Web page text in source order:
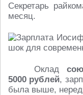
Секретарь
месяц.
Оклад
5000 рублей,
была выше,